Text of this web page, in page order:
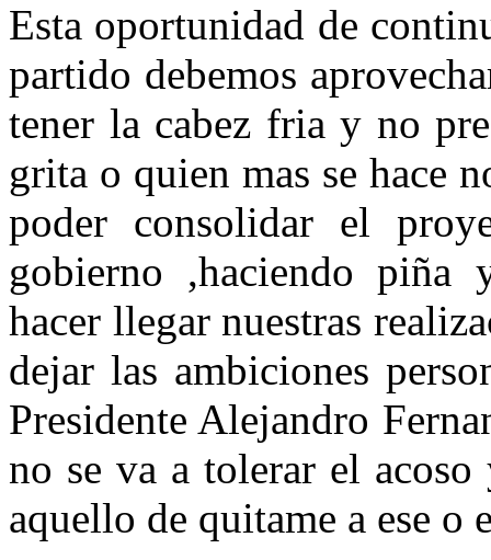
Esta oportunidad de
partido debemos
tener la cabez fria y no
grita o quien mas se hace
poder consolidar el
gobierno ,haciendo piña
hacer llegar nuestras
dejar las ambiciones
Presidente Alejandro
no se va a tolerar el
aquello de quitame a ese o